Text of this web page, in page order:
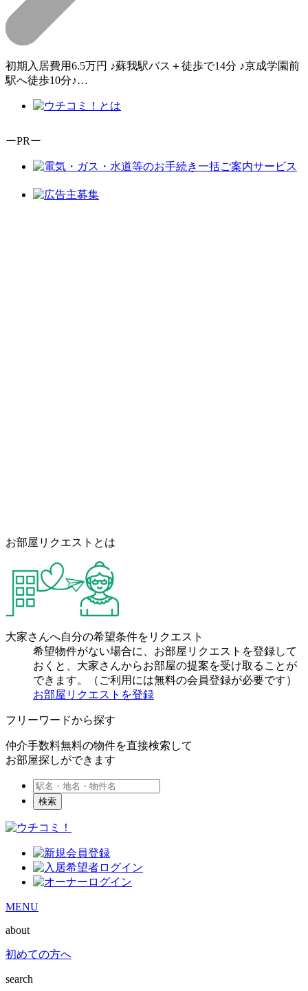
初期入居費用6.5万円 ♪蘇我駅バス＋徒歩で14分 ♪京成学園前
駅へ徒歩10分♪…
ーPRー
お部屋リクエストとは
大家さんへ自分の希望条件をリクエスト
希望物件がない場合に、お部屋リクエストを登録して
おくと、大家さんからお部屋の提案を受け取ることが
できます。（ご利用には無料の会員登録が必要です）
お部屋リクエストを登録
フリーワードから探す
仲介手数料無料の物件を直接検索して
お部屋探しができます
検索
MENU
about
初めての方へ
search